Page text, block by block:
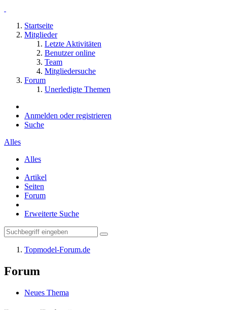
Startseite
Mitglieder
Letzte Aktivitäten
Benutzer online
Team
Mitgliedersuche
Forum
Unerledigte Themen
Anmelden oder registrieren
Suche
Alles
Alles
Artikel
Seiten
Forum
Erweiterte Suche
Topmodel-Forum.de
Forum
Neues Thema